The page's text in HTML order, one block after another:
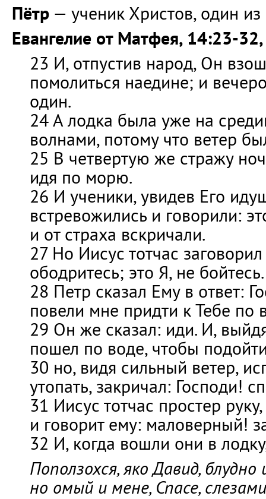
Пётр — ученик Христов, один из
Евангелие от Матфея, 14:23-32,
23 И, отпустив народ, Он
помолиться наедине; и
один.
24 А лодка была уже на
волнами, потому что ветер
25 В четвертую же стражу
идя по морю.
26 И ученики, увидев Его
встревожились и говорили:
и от страха вскричали.
27 Но Иисус тотчас
ободритесь; это Я, не бойтесь.
28 Петр сказал Ему в ответ:
повели мне придти к Тебе по
29 Он же сказал: иди. И,
пошел по воде, чтобы
30 но, видя сильный ветер,
утопать, закричал: Господи!
31 Иисус тотчас простер
и говорит ему: маловерный!
32 И, когда вошли они в
Поползохся, яко Давид, блудно
но омый и мене, Спасе,